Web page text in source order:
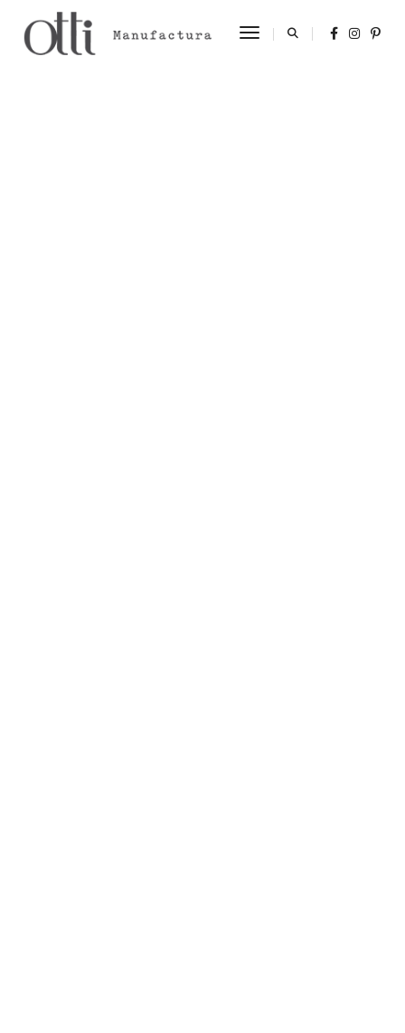
Toggle Navigation